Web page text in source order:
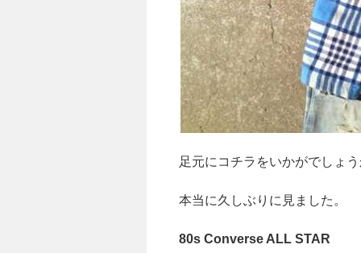
足元にコチラをいかがでしょ
本当に久しぶりに見ました。
80s Converse ALL STAR